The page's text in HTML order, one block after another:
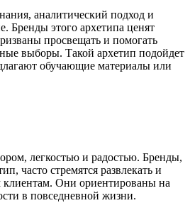
аналитический подход и
Бренды этого архетипа ценят
просвещать и помогать
выборы. Такой архетип подойдет
обучающие материалы или
легкостью и радостью. Бренды,
часто стремятся развлекать и
клиентам. Они ориентированы на
в повседневной жизни.